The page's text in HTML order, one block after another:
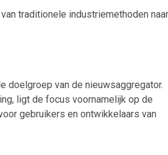
traditionele industriemethoden naar
doelgroep van de nieuwsaggregator.
ligt de focus voornamelijk op de
gebruikers en ontwikkelaars van